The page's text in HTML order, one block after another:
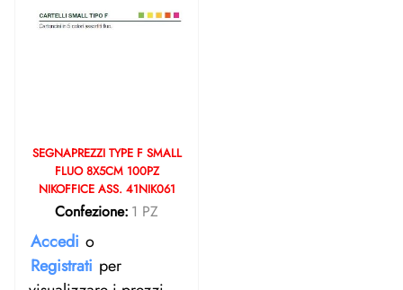
SEGNAPREZZI TYPE F SMALL
FLUO 8X5CM 100PZ
NIKOFFICE ASS. 41NIK061
Confezione: 1 PZ
Accedi o
Registrati per